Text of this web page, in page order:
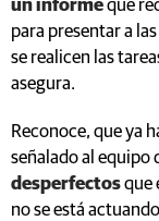
un informeque
para presentar a
se realicen las
asegura.
Reconoce, que ya
señalado al equipo
desperfectosque
no se está